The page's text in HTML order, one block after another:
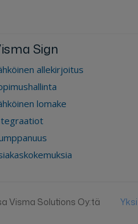
Sign
allekirjoitus
lomake
Visma Solutions Oy:tä